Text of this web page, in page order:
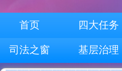
首页 四大任务
司法之窗 基层治理